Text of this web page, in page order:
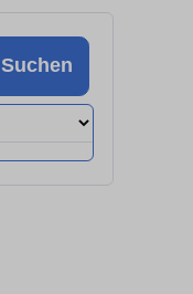
Suchen